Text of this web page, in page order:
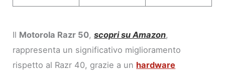
Il Motorola Razr 50,scopri su Amazon,
rappresenta un significativo miglioramento
rispetto al Razr 40, grazie a un hardware